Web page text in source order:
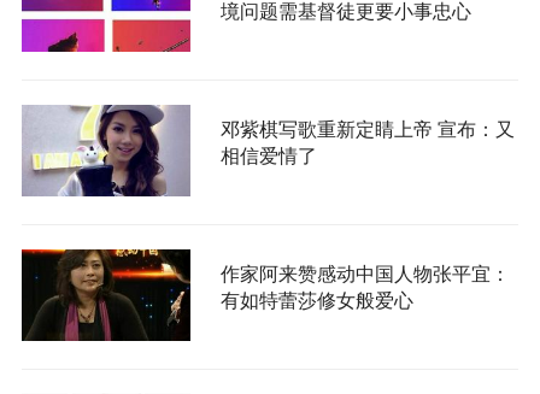
境问题需基督徒更要小事忠心
邓紫棋写歌重新定睛上帝 宣布：又
相信爱情了
作家阿来赞感动中国人物张平宜：
有如特蕾莎修女般爱心